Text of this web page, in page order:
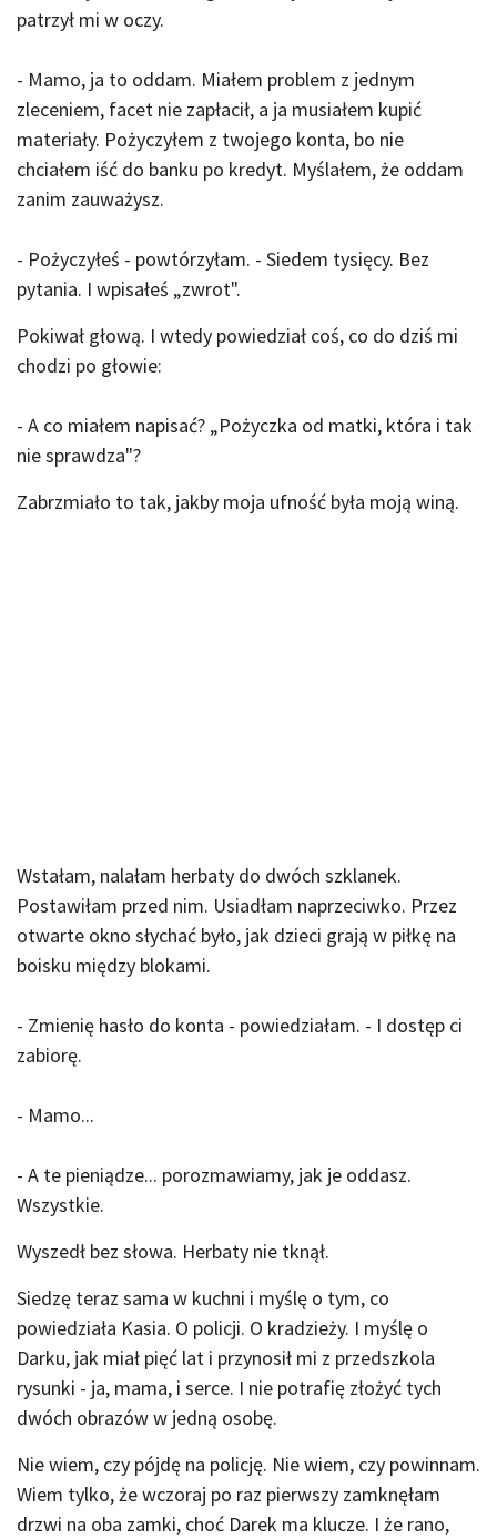
patrzył mi w oczy.
- Mamo, ja to oddam. Miałem problem z jednym
zleceniem, facet nie zapłacił, a ja musiałem kupić
materiały. Pożyczyłem z twojego konta, bo nie
chciałem iść do banku po kredyt. Myślałem, że oddam
zanim zauważysz.
- Pożyczyłeś - powtórzyłam. - Siedem tysięcy. Bez
pytania. I wpisałeś „zwrot".
Pokiwał głową. I wtedy powiedział coś, co do dziś mi
chodzi po głowie:
- A co miałem napisać? „Pożyczka od matki, która i tak
nie sprawdza"?
Zabrzmiało to tak, jakby moja ufność była moją winą.
Wstałam, nalałam herbaty do dwóch szklanek.
Postawiłam przed nim. Usiadłam naprzeciwko. Przez
otwarte okno słychać było, jak dzieci grają w piłkę na
boisku między blokami.
- Zmienię hasło do konta - powiedziałam. - I dostęp ci
zabiorę.
- Mamo...
- A te pieniądze... porozmawiamy, jak je oddasz.
Wszystkie.
Wyszedł bez słowa. Herbaty nie tknął.
Siedzę teraz sama w kuchni i myślę o tym, co
powiedziała Kasia. O policji. O kradzieży. I myślę o
Darku, jak miał pięć lat i przynosił mi z przedszkola
rysunki - ja, mama, i serce. I nie potrafię złożyć tych
dwóch obrazów w jedną osobę.
Nie wiem, czy pójdę na policję. Nie wiem, czy powinnam.
Wiem tylko, że wczoraj po raz pierwszy zamknęłam
drzwi na oba zamki, choć Darek ma klucze. I że rano,